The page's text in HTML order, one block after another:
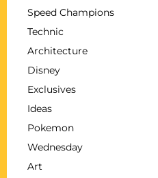
Speed Champions
Technic
Architecture
Disney
Exclusives
Ideas
Pokemon
Wednesday
Art